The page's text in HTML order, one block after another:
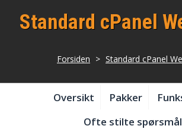
Standard cPanel
Forsiden > Standard cPanel
Oversikt Pakker
Ofte stilte spørsmål